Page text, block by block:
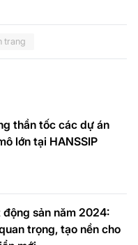
trang
thần tốc các dự án
lớn tại HANSSIP
sản năm 2024:
trọng, tạo nền cho